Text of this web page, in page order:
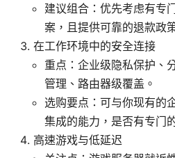
建议组合：优先考虑有专
案，且提供可靠的退款政
在工作环境中的安全连接
重点：企业级隐私保护、
管理、路由器级覆盖。
选购要点：可与你现有的
集成的能力，是否有专门
高速游戏与低延迟